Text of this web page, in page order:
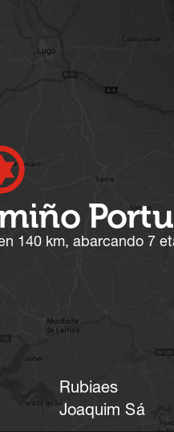
140 km, abarcando 7
Rubiaes
Joaquim Sá